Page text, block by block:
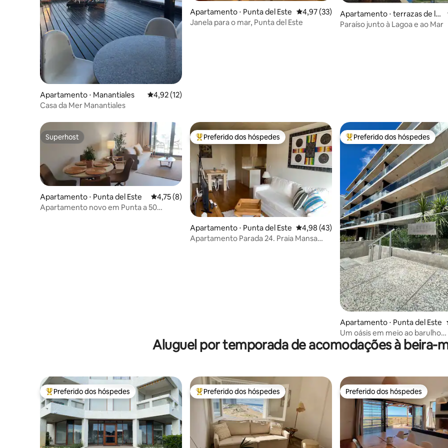
Apartamento ⋅ Manantiales 4,92 de uma avaliação média de 5, 12 avaliações
4,92 (12)
Casa da Mer Manantiales
Apartamento ⋅ Punta del Este 4,97 de uma avaliação média de 5, 33
4,97 (33)
Janela para o mar, Punta del Este
Apartamento ⋅ terrazas de la l
aguna
Paraíso junto à Lagoa e ao Mar
Superhost
Superhost
Apartamento ⋅ Punta del Este 4,75 de uma avaliação média de 5, 8 avaliações
4,75 (8)
Apartamento novo em Punta a 50
Entre os melhores preferidos dos hóspedes
Preferido dos hóspedes
Apartamento ⋅ Punta del Este 4,98 de uma avaliação média de 5, 43
4,98 (43)
Apartamento Parada 24. Praia Mansa
Entre os melhores preferidos
Preferido dos hóspedes
Apartamento ⋅ Punta del Este
Um oásis em meio ao barulho
Apartamento com garagem
Aluguel por temporada de acomodações à beira-
Entre os melhores preferidos dos hóspedes
Preferido dos hóspedes Entre os melhores preferidos dos hóspedes
Preferido dos hóspedes Preferido dos hóspedes
Preferido dos hóspedes